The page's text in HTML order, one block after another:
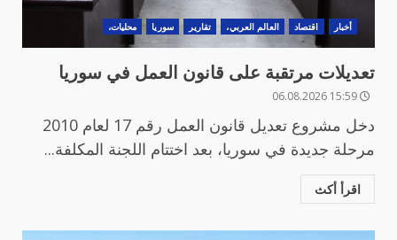
أخبار اقتصاد العالم العربي، تقارير سوريا محليات،
تعديلات مرتقبة على قانون العمل في سوريا
دخل مشروع تعديل قانون العمل رقم 17 لعام 2010
مرحلة جديدة في سوريا، بعد اختتام اللجنة المكلفة...
اقرأ أكث